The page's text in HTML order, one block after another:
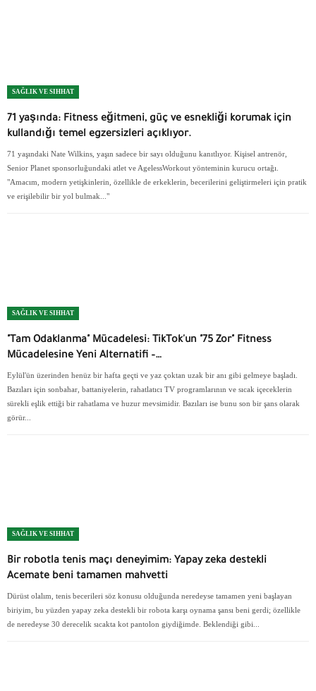
SAĞLIK VE SIHHAT
71 yaşında: Fitness eğitmeni, güç ve esnekliği korumak için
kullandığı temel egzersizleri açıklıyor.
71 yaşındaki Nate Wilkins, yaşın sadece bir sayı olduğunu kanıtlıyor. Kişisel antrenör,
Senior Planet sponsorluğundaki atlet ve AgelessWorkout yönteminin kurucu ortağı.
"Amacım, modern yetişkinlerin, özellikle de erkeklerin, becerilerini geliştirmeleri için pratik
ve erişilebilir bir yol bulmak..."
SAĞLIK VE SIHHAT
"Tam Odaklanma" Mücadelesi: TikTok'un "75 Zor" Fitness
Mücadelesine Yeni Alternatifi –…
Eylül'ün üzerinden henüz bir hafta geçti ve yaz çoktan uzak bir anı gibi gelmeye başladı.
Bazıları için sonbahar, battaniyelerin, rahatlatıcı TV programlarının ve sıcak içeceklerin
sürekli eşlik ettiği bir rahatlama ve huzur mevsimidir. Bazıları ise bunu son bir şans olarak
görür...
SAĞLIK VE SIHHAT
Bir robotla tenis maçı deneyimim: Yapay zeka destekli
Acemate beni tamamen mahvetti
Dürüst olalım, tenis becerileri söz konusu olduğunda neredeyse tamamen yeni başlayan
biriyim, bu yüzden yapay zeka destekli bir robota karşı oynama şansı beni gerdi; özellikle
de neredeyse 30 derecelik sıcakta kot pantolon giydiğimde. Beklendiği gibi...